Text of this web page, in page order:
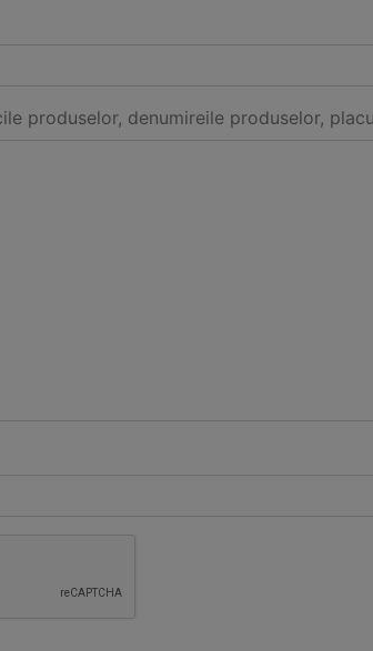
produselor, denumireile produselor,